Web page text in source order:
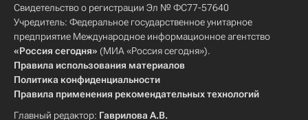
Свидетельство о регистрации Эл № ФС77-57640
Учредитель: Федеральное государственное унитарное
предприятие Международное информационное агентство
«Россия сегодня» (МИА «Россия сегодня»).
Правила использования материалов
Политика конфиденциальности
Правила применения рекомендательных технологий
Главный редактор: Гаврилова А.В.